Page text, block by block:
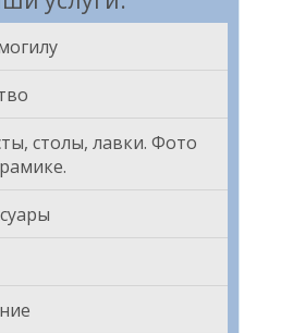
столы, лавки. Фото